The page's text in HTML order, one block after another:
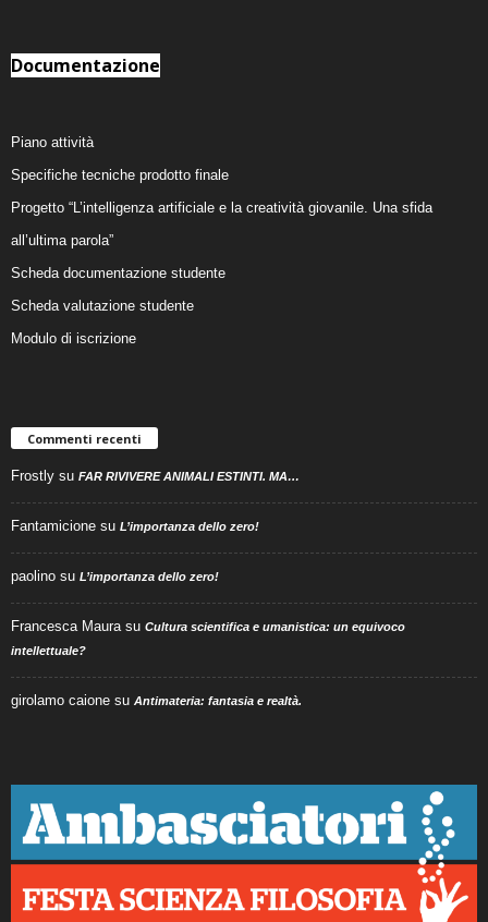
Documentazione
Piano attività
Specifiche tecniche prodotto finale
Progetto “L’intelligenza artificiale e la creatività giovanile. Una sfida
all’ultima parola”
Scheda documentazione studente
Scheda valutazione studente
Modulo di iscrizione
Commenti recenti
Frostly su FAR RIVIVERE ANIMALI ESTINTI. MA…
Fantamicione su L’importanza dello zero!
paolino su L’importanza dello zero!
Francesca Maura su Cultura scientifica e umanistica: un equivoco
intellettuale?
girolamo caione su Antimateria: fantasia e realtà.